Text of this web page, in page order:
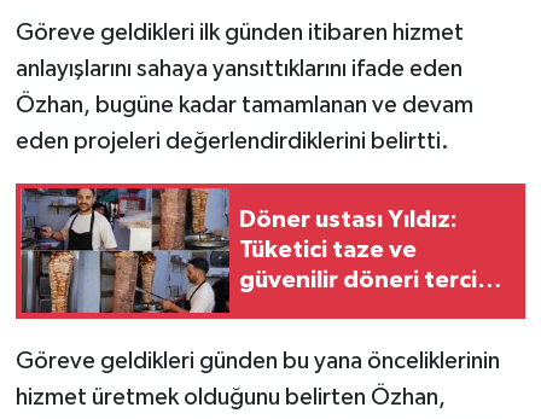
Göreve geldikleri ilk günden itibaren hizmet
anlayışlarını sahaya yansıttıklarını ifade eden
Özhan, bugüne kadar tamamlanan ve devam
eden projeleri değerlendirdiklerini belirtti.
Döner ustası Yıldız:
Tüketici taze ve
güvenilir döneri tercih
Göreve geldikleri günden bu yana önceliklerinin
hizmet üretmek olduğunu belirten Özhan,